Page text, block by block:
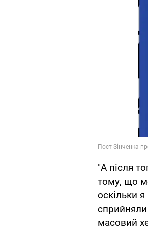
"А після
тому, що
оскільки
сприйняли
масовий